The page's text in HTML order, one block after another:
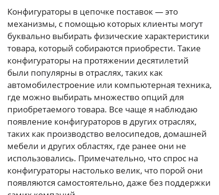
Конфигураторы в цепочке поставок — это
механизмы, с помощью которых клиенты могут
буквально выбирать физические характеристики
товара, который собираются приобрести. Такие
конфигураторы на протяжении десятилетий
были популярны в отраслях, таких как
автомобилестроение или компьютерная техника,
где можно выбирать множество опций для
приобретаемого товара. Все чаще я наблюдаю
появление конфигураторов в других отраслях,
таких как производство велосипедов, домашней
мебели и других областях, где ранее они не
использовались. Примечательно, что спрос на
конфигураторы настолько велик, что порой они
появляются самостоятельно, даже без поддержки